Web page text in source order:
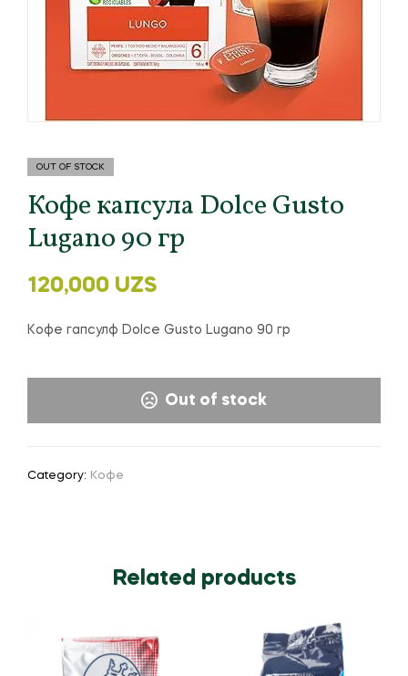
OUT OF STOCK
Кофе капсула Dolce Gusto
Lugano 90 гр
120,000 UZS
Кофе гапсулф Dolce Gusto Lugano 90 гр
Out of stock
Category: Кофе
Related products